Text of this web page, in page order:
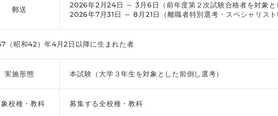
郵送
2026年2月24日 ～ 3月6日（前年度第２次試験合格者を対象
2026年7月31日 ～ 8月21日（離職者特別選考・スペシャリス
（昭和42）年4月2日以降に生まれた者
実施形態 本試験（大学３年生を対象とした前倒し選考）
校種・教科 募集する全校種・教科